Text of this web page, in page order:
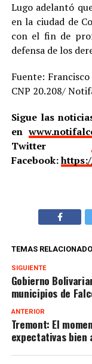
Lugo adelantó
en la ciudad de
con el fin de
defensa de los
Fuente:
CNP 20.208/
Sigue las
en
Twitter
Facebook:
TEMAS
SIGUIENTE
Gobierno
municipios de
ANTERIOR
Tremont: El
expectativas bien